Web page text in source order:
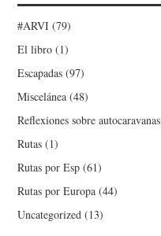
#ARVI (79)
El libro (1)
Escapadas (97)
Miscelánea (48)
Reflexiones sobre autocaravanas
Rutas (1)
Rutas por Esp (61)
Rutas por Europa (44)
Uncategorized (13)